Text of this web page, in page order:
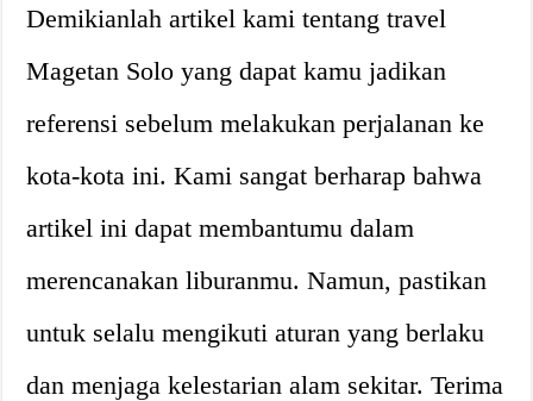
Demikianlah artikel kami tentang travel
Magetan Solo yang dapat kamu jadikan
referensi sebelum melakukan perjalanan ke
kota-kota ini. Kami sangat berharap bahwa
artikel ini dapat membantumu dalam
merencanakan liburanmu. Namun, pastikan
untuk selalu mengikuti aturan yang berlaku
dan menjaga kelestarian alam sekitar. Terima